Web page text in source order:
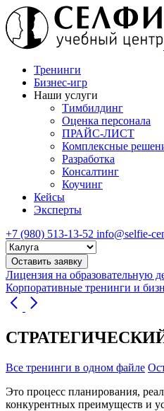
Тренинги
Бизнес-игр
Наши услуги
Тимбилдинг
Оценка персонала
ПРАЙС-ЛИСТ
Комплексные
Разработка
Консалтинг
Коучинг
Кейсы
Эксперты
+7 (980) 513-13-52 info@selfie-
Выберите
город
Оставить заявку
Лицензия на образовательную
Корпоративные тренинги и
Все тренинги в одном файле
Это процесс планирования,
конкурентных преимуществ и